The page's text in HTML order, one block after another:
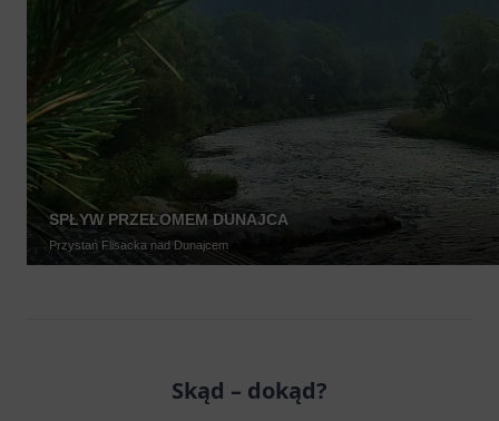
Skąd – dokąd?